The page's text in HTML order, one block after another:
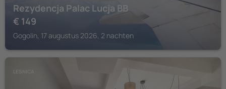
Rezydencja Palac Lucja BB
€ 149
Gogolin, 17 augustus 2026, 2 nachten
LESNICA